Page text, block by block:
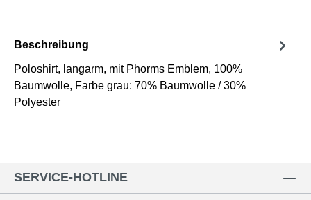
Beschreibung
Poloshirt, langarm, mit Phorms Emblem, 100%
Baumwolle, Farbe grau: 70% Baumwolle / 30%
Polyester
SERVICE-HOTLINE